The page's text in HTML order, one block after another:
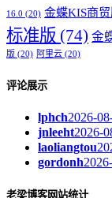
16.0 (20) 金蝶KIS商贸
标准版 (74) 金
版 (20) 阿里云 (20)
评论展示
lphch2026-
jnleeht2026-
laoliangtou
gordonh
老梁博客网站统计